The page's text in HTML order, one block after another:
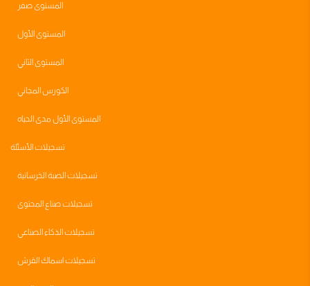
المستوى صفر
المستوى الأول
المستوى الثاني
الكورس المجاني
المستوى الأول مدى الحياه
تسجيلات الأسئلة
تسجيلات الصبة الخرسانية
تسجيلات صناع المحتوى
تسجيلات الذكاء الصناعي
تسجيلات اسماك القرش